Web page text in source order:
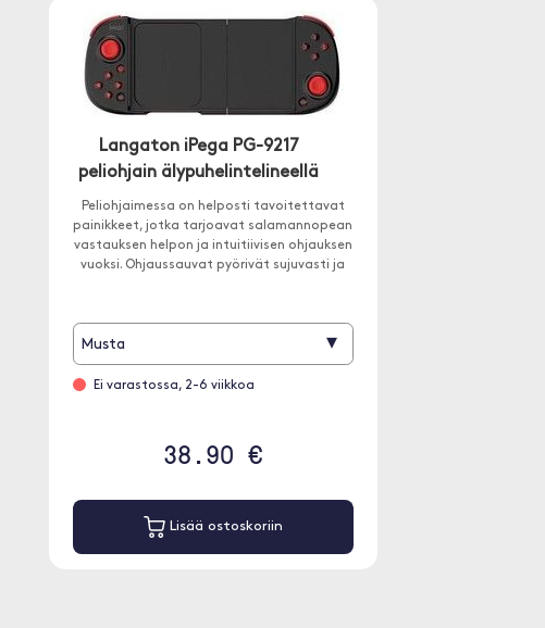
Langaton iPega PG-9217
peliohjain älypuhelintelineellä
Peliohjaimessa on helposti tavoitettavat
painikkeet, jotka tarjoavat salamannopean
vastauksen helpon ja intuitiivisen ohjauksen
vuoksi. Ohjaussauvat pyörivät sujuvasti ja
Musta ▾
Ei varastossa, 2-6 viikkoa
38.90 €
Lisää ostoskoriin